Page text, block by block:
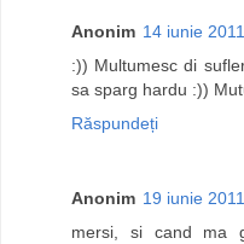
Anonim 14 iunie
:)) Multumesc di
sa sparg hardu :))
Răspundeți
Anonim 19 iunie
mersi, si cand ma